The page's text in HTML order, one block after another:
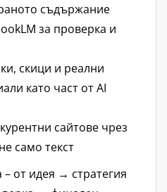
съдържание
за проверка и
скици и реални
като част от AI
сайтове чрез
само текст
от идея → стратегия